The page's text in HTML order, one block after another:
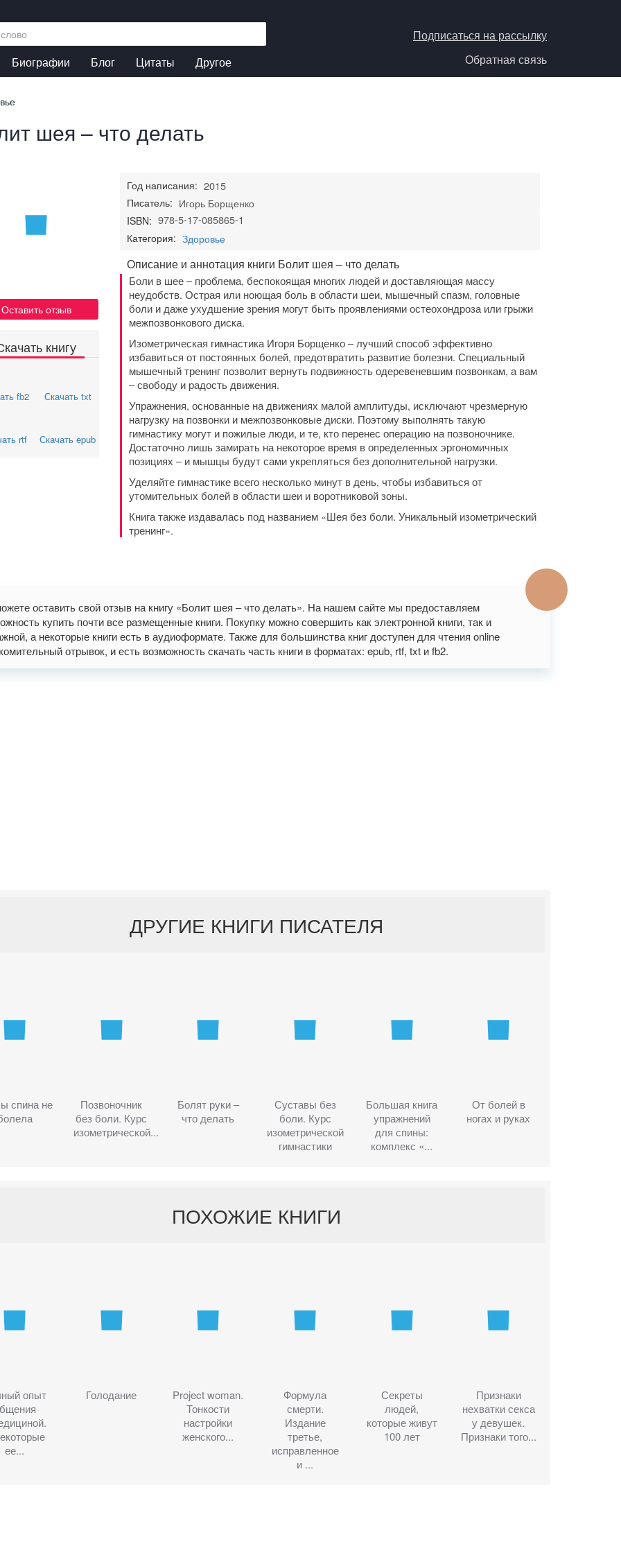
Подписаться на рассылку
Обратная связь
Биографии Блог Цитаты Другое
шея – что делать
Оставить отзыв
книгу
fb2 Скачать txt
rtf Скачать epub
Год написания: 2015
Писатель: Игорь Борщенко
ISBN: 978-5-17-085865-1
Категория: Здоровье
Описание и аннотация книги Болит шея – что делать
Боли в шее – проблема, беспокоящая многих людей и доставляющая массу
неудобств. Острая или ноющая боль в области шеи, мышечный спазм, головные
боли и даже ухудшение зрения могут быть проявлениями остеохондроза или грыжи
межпозвонкового диска.
Изометрическая гимнастика Игоря Борщенко – лучший способ эффективно
избавиться от постоянных болей, предотвратить развитие болезни. Специальный
мышечный тренинг позволит вернуть подвижность одеревеневшим позвонкам, а вам
– свободу и радость движения.
Упражнения, основанные на движениях малой амплитуды, исключают чрезмерную
нагрузку на позвонки и межпозвонковые диски. Поэтому выполнять такую
гимнастику могут и пожилые люди, и те, кто перенес операцию на позвоночнике.
Достаточно лишь замирать на некоторое время в определенных эргономичных
позициях – и мышцы будут сами укрепляться без дополнительной нагрузки.
Уделяйте гимнастике всего несколько минут в день, чтобы избавиться от
утомительных болей в области шеи и воротниковой зоны.
Книга также издавалась под названием «Шея без боли. Уникальный изометрический
тренинг».
оставить свой отзыв на книгу «Болит шея – что делать». На нашем сайте мы предоставляем
купить почти все размещенные книги. Покупку можно совершить как электронной книги, так и
а некоторые книги есть в аудиоформате. Также для большинства книг доступен для чтения online
отрывок, и есть возможность скачать часть книги в форматах: epub, rtf, txt и fb2.
ДРУГИЕ КНИГИ ПИСАТЕЛЯ
спина не
Позвоночник
без боли. Курс
изометрической...
Болят руки –
что делать
Суставы без
боли. Курс
изометрической
гимнастики
Большая книга
упражнений
для спины:
комплекс «...
От болей в
ногах и руках
ПОХОЖИЕ КНИГИ
опыт
ее...
Голодание
Project woman.
Тонкости
настройки
женского...
Формула
смерти.
Издание
третье,
исправленное
и ...
Секреты
людей,
которые живут
100 лет
Признаки
нехватки секса
у девушек.
Признаки того...